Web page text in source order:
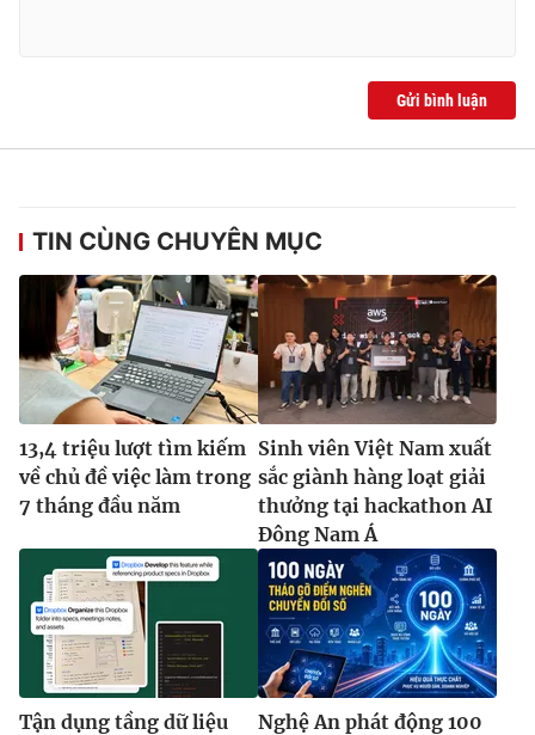
Gửi bình luận
TIN CÙNG CHUYÊN MỤC
13,4 triệu lượt tìm kiếm
về chủ đề việc làm trong
7 tháng đầu năm
Sinh viên Việt Nam xuất
sắc giành hàng loạt giải
thưởng tại hackathon AI
Đông Nam Á
Tận dụng tầng dữ liệu
Nghệ An phát động 100